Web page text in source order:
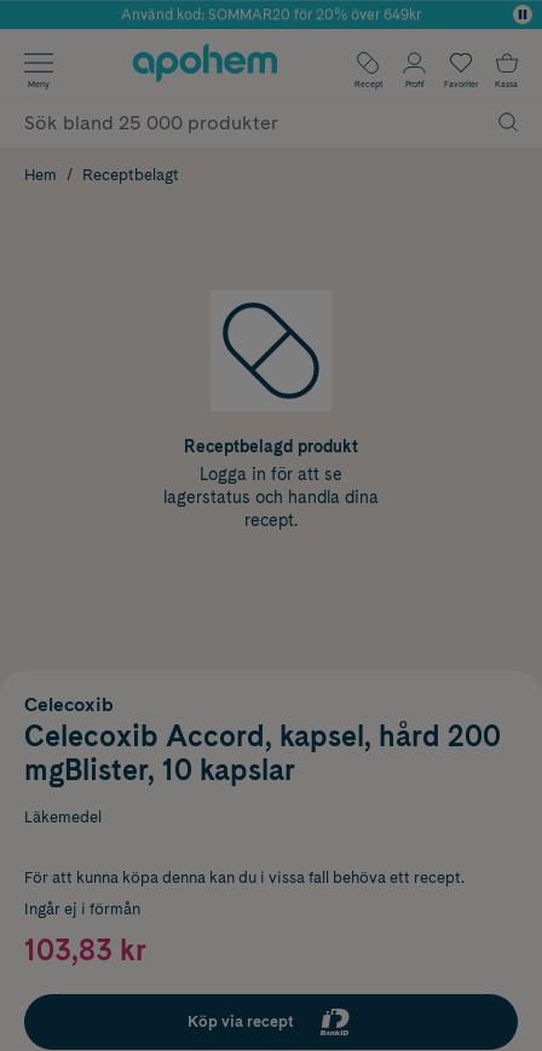
Årets Butik 2025 inom Skönhet
Använd kod: SOMMAR20 för 20% över 649kr
✓ Fri frakt
✓ Poäng på alla köp*
Meny Recept Profil Favoriter Kassa
Hem Receptbelagt
Receptbelagd produkt
Logga in för att se
lagerstatus och handla dina
recept.
Celecoxib
Celecoxib Accord, kapsel, hård 200
mgBlister, 10 kapslar
Läkemedel
För att kunna köpa denna kan du i vissa fall behöva ett recept.
Ingår ej i förmån
103,83 kr
Köp via recept